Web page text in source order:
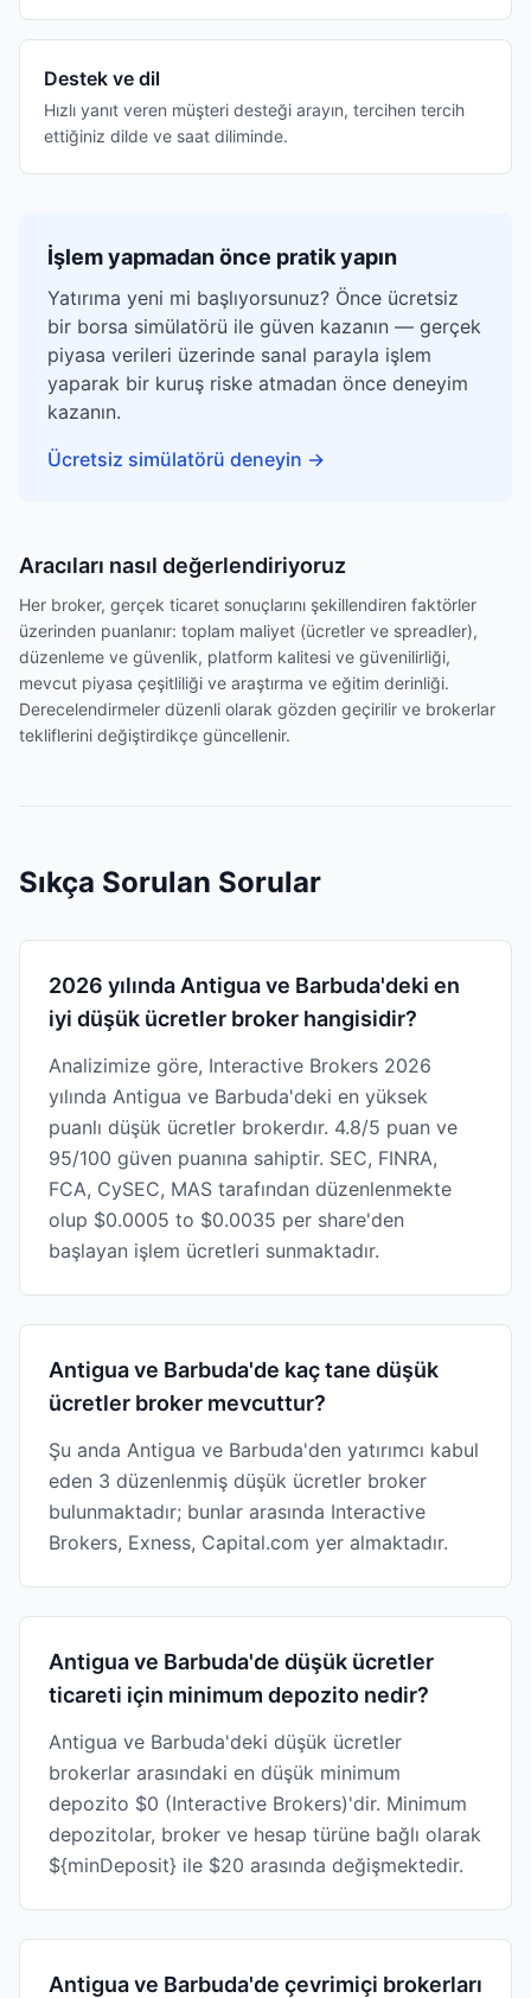
Destek ve dil
Hızlı yanıt veren müşteri desteği arayın, tercihen tercih
ettiğiniz dilde ve saat diliminde.
İşlem yapmadan önce pratik yapın
Yatırıma yeni mi başlıyorsunuz? Önce ücretsiz
bir borsa simülatörü ile güven kazanın — gerçek
piyasa verileri üzerinde sanal parayla işlem
yaparak bir kuruş riske atmadan önce deneyim
kazanın.
Ücretsiz simülatörü deneyin →
Aracıları nasıl değerlendiriyoruz
Her broker, gerçek ticaret sonuçlarını şekillendiren faktörler
üzerinden puanlanır: toplam maliyet (ücretler ve spreadler),
düzenleme ve güvenlik, platform kalitesi ve güvenilirliği,
mevcut piyasa çeşitliliği ve araştırma ve eğitim derinliği.
Derecelendirmeler düzenli olarak gözden geçirilir ve brokerlar
tekliflerini değiştirdikçe güncellenir.
Sıkça Sorulan Sorular
2026 yılında Antigua ve Barbuda'deki en
iyi düşük ücretler broker hangisidir?
Analizimize göre, Interactive Brokers 2026
yılında Antigua ve Barbuda'deki en yüksek
puanlı düşük ücretler brokerdır. 4.8/5 puan ve
95/100 güven puanına sahiptir. SEC, FINRA,
FCA, CySEC, MAS tarafından düzenlenmekte
olup $0.0005 to $0.0035 per share'den
başlayan işlem ücretleri sunmaktadır.
Antigua ve Barbuda'de kaç tane düşük
ücretler broker mevcuttur?
Şu anda Antigua ve Barbuda'den yatırımcı kabul
eden 3 düzenlenmiş düşük ücretler broker
bulunmaktadır; bunlar arasında Interactive
Brokers, Exness, Capital.com yer almaktadır.
Antigua ve Barbuda'de düşük ücretler
ticareti için minimum depozito nedir?
Antigua ve Barbuda'deki düşük ücretler
brokerlar arasındaki en düşük minimum
depozito $0 (Interactive Brokers)'dir. Minimum
depozitolar, broker ve hesap türüne bağlı olarak
${minDeposit} ile $20 arasında değişmektedir.
Antigua ve Barbuda'de çevrimiçi brokerları